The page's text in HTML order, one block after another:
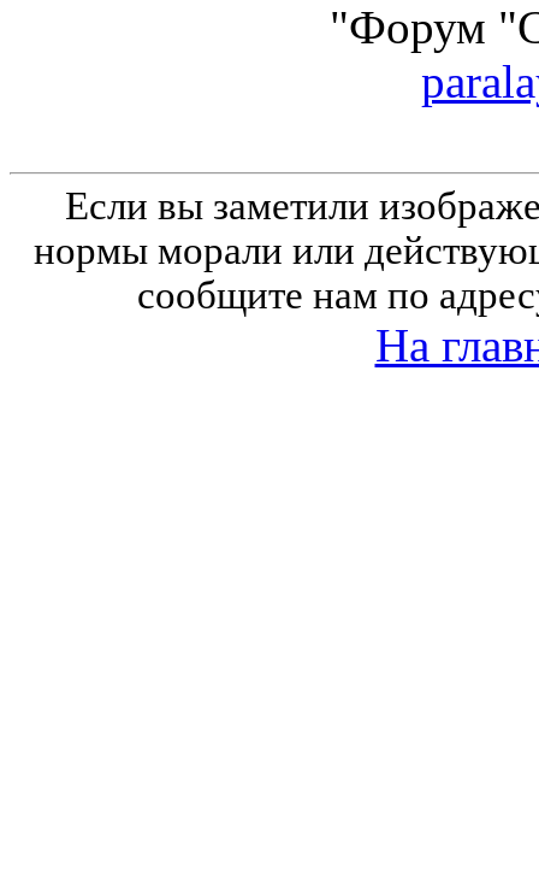
"Форум
Если вы заметили
нормы морали или
сообщите нам по
На